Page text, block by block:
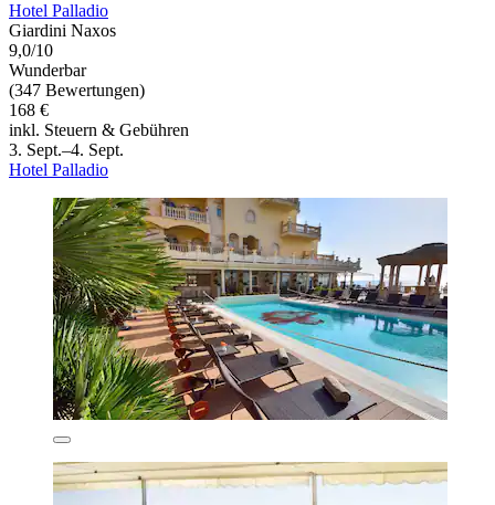
Hotel Palladio
Giardini Naxos
9,0/10
Wunderbar
(347 Bewertungen)
168 €
inkl. Steuern & Gebühren
3. Sept.–4. Sept.
Hotel Palladio